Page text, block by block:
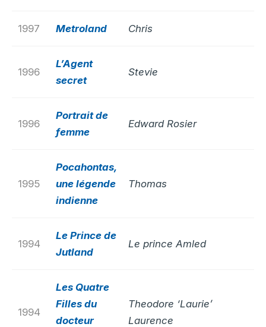
1997 Metroland Chris
1996
L’Agent
secret
Stevie
1996
Portrait de
femme
Edward Rosier
1995
Pocahontas,
une légende
indienne
Thomas
1994
Le Prince de
Jutland
Le prince Amled
1994
Les Quatre
Filles du
docteur
Theodore ‘Laurie’
Laurence